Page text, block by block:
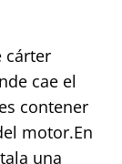
cárter
cae el
contener
motor.En
una